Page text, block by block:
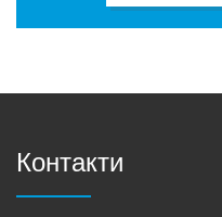
Контакти